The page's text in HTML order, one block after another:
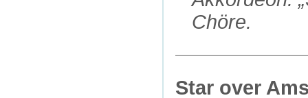
Chöre.
Star over